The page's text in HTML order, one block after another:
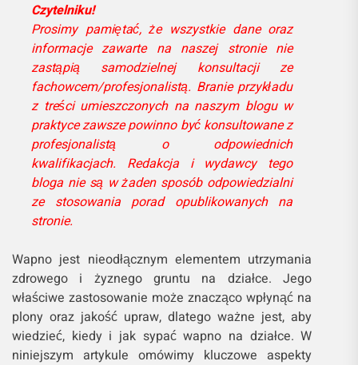
Czytelniku!
Prosimy pamiętać, że wszystkie dane oraz
informacje zawarte na naszej stronie nie
zastąpią samodzielnej konsultacji ze
fachowcem/profesjonalistą. Branie przykładu
z treści umieszczonych na naszym blogu w
praktyce zawsze powinno być konsultowane z
profesjonalistą o odpowiednich
kwalifikacjach. Redakcja i wydawcy tego
bloga nie są w żaden sposób odpowiedzialni
ze stosowania porad opublikowanych na
stronie.
Wapno jest nieodłącznym elementem utrzymania
zdrowego i żyznego gruntu na działce. Jego
właściwe zastosowanie może znacząco wpłynąć na
plony oraz jakość upraw, dlatego ważne jest, aby
wiedzieć, kiedy i jak sypać wapno na działce. W
niniejszym artykule omówimy kluczowe aspekty